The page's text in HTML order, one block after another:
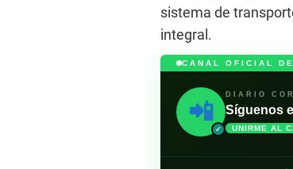
sistema de
integral.
CANAL OFICIAL
📲
✓
DIARIO
Síguenos
UNIRME AL